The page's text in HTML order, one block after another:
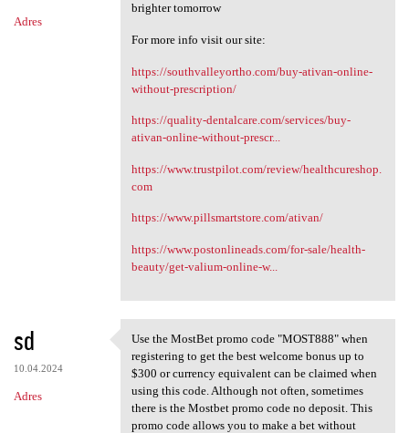
Adres
brighter tomorrow
For more info visit our site:
https://southvalleyortho.com/buy-ativan-online-
without-prescription/
https://quality-dentalcare.com/services/buy-
ativan-online-without-prescr...
https://www.trustpilot.com/review/healthcureshop.
com
https://www.pillsmartstore.com/ativan/
https://www.postonlineads.com/for-sale/health-
beauty/get-valium-online-w...
sd
10.04.2024
Adres
Use the MostBet promo code
Use the MostBet promo code "MOST888" when
registering to get the best welcome bonus up to
$300 or currency equivalent can be claimed when
using this code. Although not often, sometimes
there is the Mostbet promo code no deposit. This
promo code allows you to make a bet without